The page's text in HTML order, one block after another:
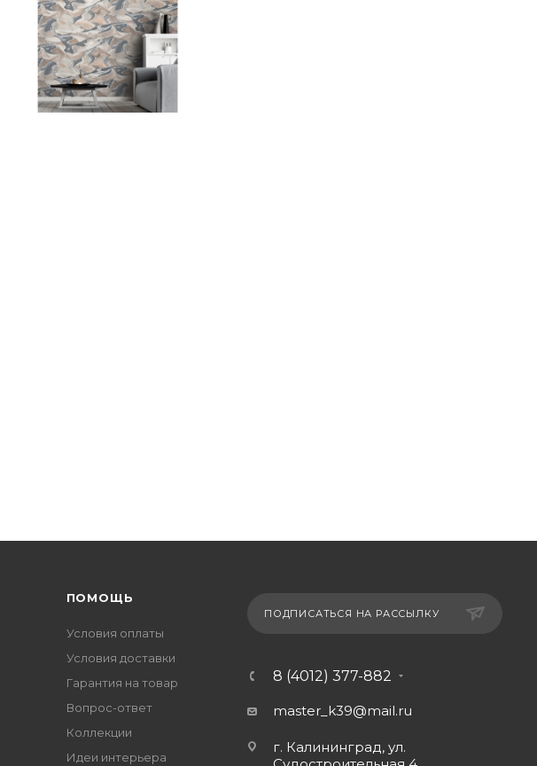
ПОМОЩЬ
Условия оплаты
Условия доставки
Гарантия на товар
Вопрос-ответ
Коллекции
Идеи интерьера
ПОДПИСАТЬСЯ НА РАССЫЛКУ
8 (4012) 377-882
master_k39@mail.ru
г. Калининград, ул.